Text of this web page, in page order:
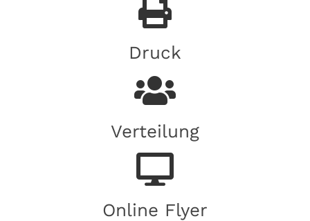
Druck
Verteilung
Online Flyer